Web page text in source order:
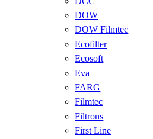
DOW
DOW Filmtec
Ecofilter
Ecosoft
Eva
FARG
Filmtec
Filtrons
First Line